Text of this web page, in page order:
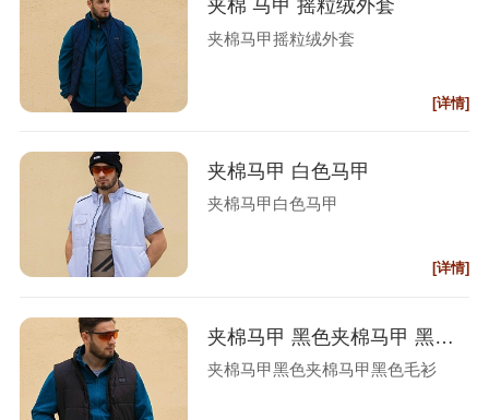
夹棉 马甲 摇粒绒外套
夹棉马甲摇粒绒外套
[详情]
夹棉马甲 白色马甲
夹棉马甲白色马甲
[详情]
夹棉马甲 黑色夹棉马甲 黑色毛衫
夹棉马甲黑色夹棉马甲黑色毛衫